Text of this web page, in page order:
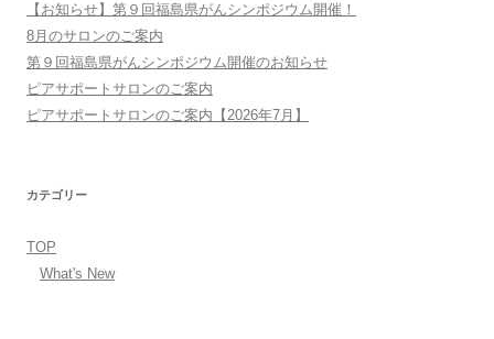
ン【お知らせ】第９回福島県がんシンポジウム開催！
8月のサロンのご案内
第９回福島県がんシンポジウム開催のお知らせ
ピアサポートサロンのご案内
ピアサポートサロンのご案内【2026年7月】
カテゴリー
TOP
What's New